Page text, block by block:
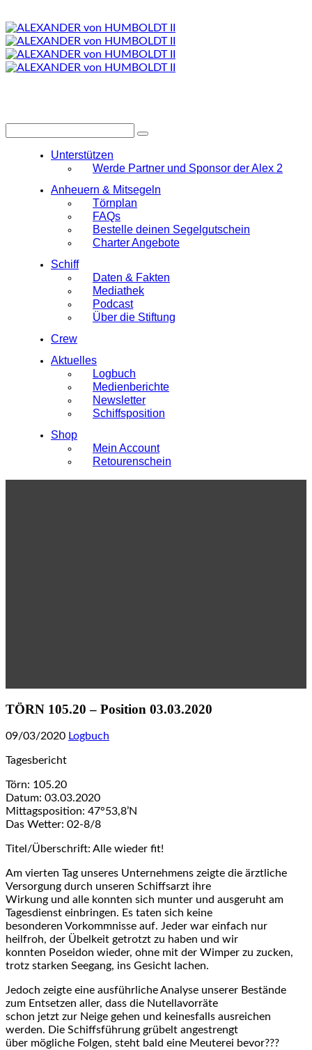
Unterstützen
Werde Partner und Sponsor der Alex 2
Anheuern & Mitsegeln
Törnplan
FAQs
Bestelle deinen Segelgutschein
Charter Angebote
Schiff
Daten & Fakten
Mediathek
Podcast
Über die Stiftung
Crew
Aktuelles
Logbuch
Medienberichte
Newsletter
Schiffsposition
Shop
Mein Account
Retourenschein
TÖRN 105.20 – Position 03.03.2020
09/03/2020 Logbuch
Tagesbericht
Törn: 105.20
Datum: 03.03.2020
Mittagsposition: 47°53,8’N
Das Wetter: 02-8/8
Titel/Überschrift: Alle wieder fit!
Am vierten Tag unseres Unternehmens zeigte die ärztliche
Versorgung durch unseren Schiffsarzt ihre
Wirkung und alle konnten sich munter und ausgeruht am
Tagesdienst einbringen. Es taten sich keine
besonderen Vorkommnisse auf. Jeder war einfach nur
heilfroh, der Übelkeit getrotzt zu haben und wir
konnten Poseidon wieder, ohne mit der Wimper zu zucken,
trotz starken Seegang, ins Gesicht lachen.
Jedoch zeigte eine ausführliche Analyse unserer Bestände
zum Entsetzen aller, dass die Nutellavorräte
schon jetzt zur Neige gehen und keinesfalls ausreichen
werden. Die Schiffsführung grübelt angestrengt
über mögliche Folgen, steht bald eine Meuterei bevor???